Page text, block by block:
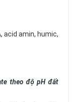
acid amin, humic,
theo độ pH đất